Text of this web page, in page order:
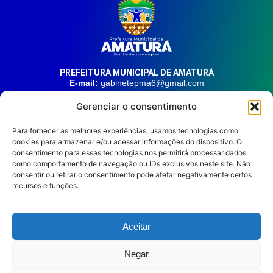
Gerenciar o consentimento
Para fornecer as melhores experiências, usamos tecnologias como
cookies para armazenar e/ou acessar informações do dispositivo. O
consentimento para essas tecnologias nos permitirá processar dados
como comportamento de navegação ou IDs exclusivos neste site. Não
consentir ou retirar o consentimento pode afetar negativamente certos
recursos e funções.
Aceitar
Negar
PREFEITURA MUNICIPAL DE AMATURÁ
E-mail: gabinetepma6@gmail.com
Av. 21 de Junho, n° 1746, Centro | Amaturá – AM
HORÁRIO DE ATENDIMENTO
Segunda à sexta, das 08:00 às 14:00.